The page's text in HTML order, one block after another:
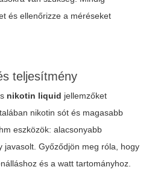
és ellenőrizze a méréseket
teljesítmény
nikotin liquid jellemzőket
nikotin sót és magasabb
eszközök: alacsonyabb
javasolt. Győződjön meg róla, hogy
és a watt tartományhoz.